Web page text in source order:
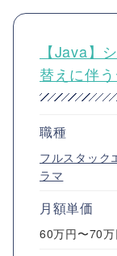
【Java】
替えに伴
職種
フルスタック
ラマ
月額単価
60万円〜70万